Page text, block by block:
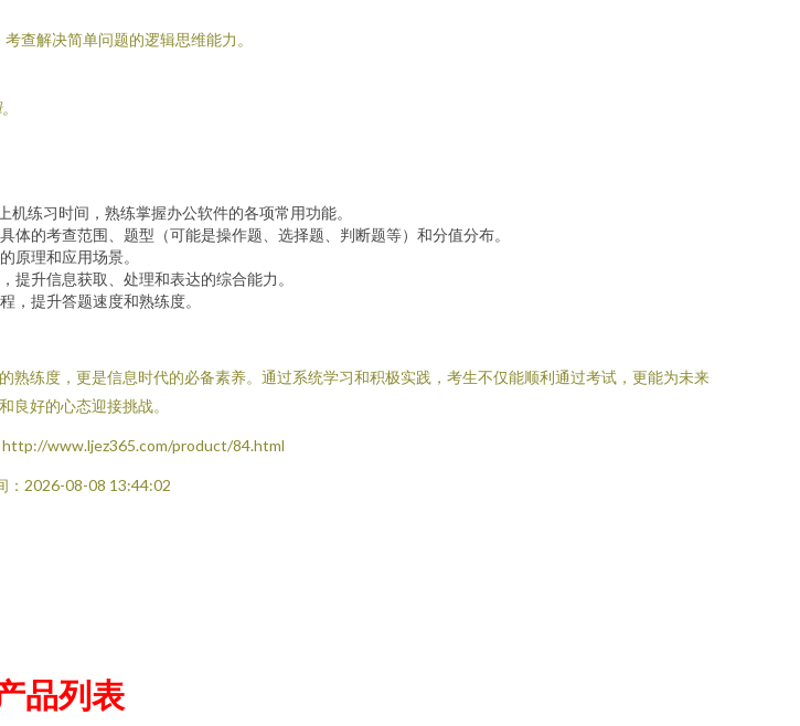
查解决简单问题的逻辑思维能力。
练习时间，熟练掌握办公软件的各项常用功能。
的考查范围、题型（可能是操作题、选择题、判断题等）和分值分布。
原理和应用场景。
提升信息获取、处理和表达的综合能力。
，提升答题速度和熟练度。
练度，更是信息时代的必备素养。通过系统学习和积极实践，考生不仅能顺利通过考试，更能为未来
良好的心态迎接挑战。
www.ljez365.com/product/84.html
：2026-08-08 13:44:02
品列表